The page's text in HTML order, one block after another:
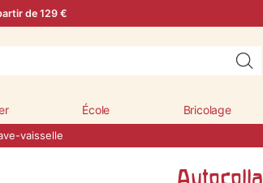
de 129 €
École Bricolage
vaisselle